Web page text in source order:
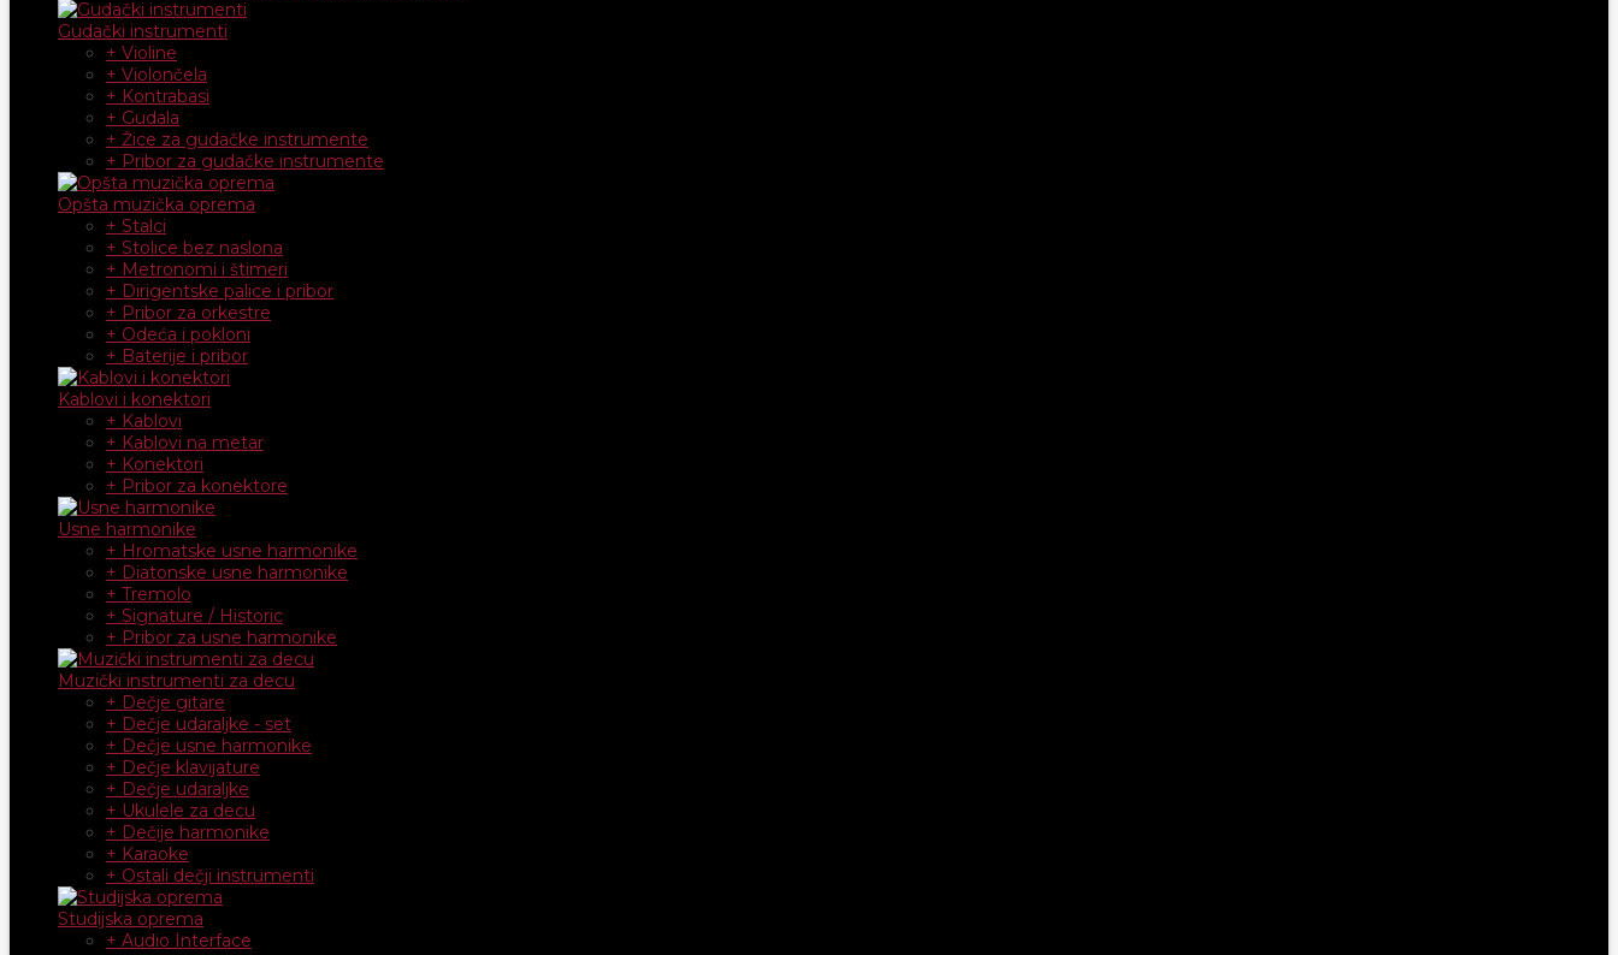
Gudački instrumenti
+ Violine
+ Violončela
+ Kontrabasi
+ Gudala
+ Žice za gudačke instrumente
+ Pribor za gudačke instrumente
Opšta muzička oprema
+ Stalci
+ Stolice bez naslona
+ Metronomi i štimeri
+ Dirigentske palice i pribor
+ Pribor za orkestre
+ Odeća i pokloni
+ Baterije i pribor
Kablovi i konektori
+ Kablovi
+ Kablovi na metar
+ Konektori
+ Pribor za konektore
Usne harmonike
+ Hromatske usne harmonike
+ Diatonske usne harmonike
+ Tremolo
+ Signature / Historic
+ Pribor za usne harmonike
Muzički instrumenti za decu
+ Dečje gitare
+ Dečje udaraljke - set
+ Dečje usne harmonike
+ Dečje klavijature
+ Dečje udaraljke
+ Ukulele za decu
+ Dečije harmonike
+ Karaoke
+ Ostali dečji instrumenti
Studijska oprema
+ Audio Interface